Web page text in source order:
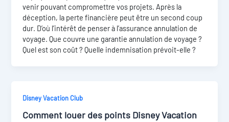
venir pouvant compromettre vos projets. Après la
déception, la perte financière peut être un second coup
dur. D’où l’intérêt de penser à l’assurance annulation de
voyage. Que couvre une garantie annulation de voyage ?
Quel est son coût ? Quelle indemnisation prévoit-elle ?
Disney Vacation Club
Comment louer des points Disney Vacation